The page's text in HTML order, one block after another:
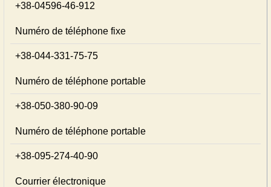
+38-04596-46-912
Numéro de téléphone fixe
+38-044-331-75-75
Numéro de téléphone portable
+38-050-380-90-09
Numéro de téléphone portable
+38-095-274-40-90
Courrier électronique